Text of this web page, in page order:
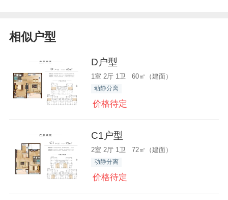
相似户型
D户型
1室 2厅 1卫 60㎡（建面）
动静分离
价格待定
C1户型
2室 2厅 1卫 72㎡（建面）
动静分离
价格待定